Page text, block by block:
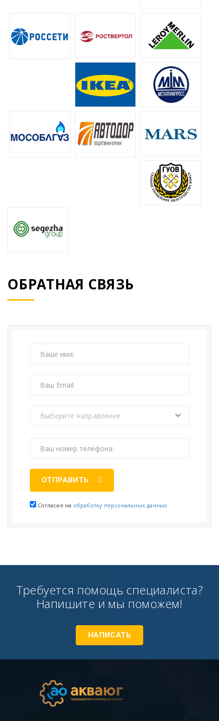
ОБРАТНАЯ СВЯЗЬ
Выберите направление
ОТПРАВИТЬ
Согласие на обработку персональных данных
Требуется помощь специалиста?
Напишите и мы поможем!
НАПИСАТЬ